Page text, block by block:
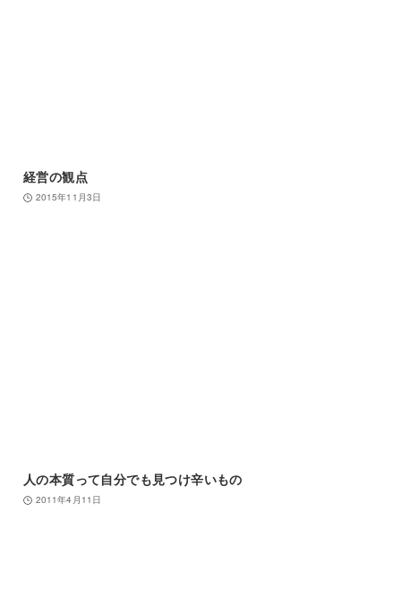
経営の観点
2015年11月3日
人の本質って自分でも見つけ辛いもの
2011年4月11日